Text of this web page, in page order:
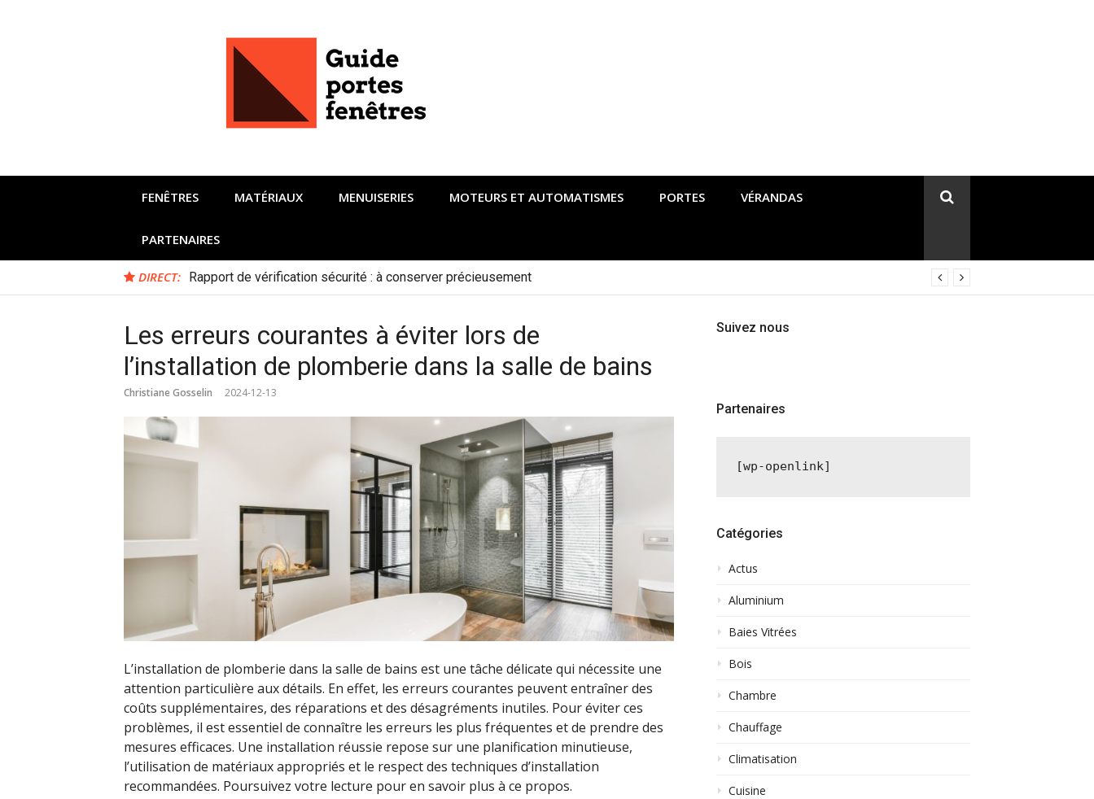
FENÊTRES MATÉRIAUX MENUISERIES MOTEURS ET AUTOMATISMES PORTES VÉRANDAS
PARTENAIRES
DIRECT: Rapport de vérification sécurité : à conserver précieusement
Les erreurs courantes à éviter lors de
l’installation de plomberie dans la salle de bains
Christiane Gosselin 2024-12-13
L’installation de plomberie dans la salle de bains est une tâche délicate qui nécessite une
attention particulière aux détails. En effet, les erreurs courantes peuvent entraîner des
coûts supplémentaires, des réparations et des désagréments inutiles. Pour éviter ces
problèmes, il est essentiel de connaître les erreurs les plus fréquentes et de prendre des
mesures efficaces. Une installation réussie repose sur une planification minutieuse,
l’utilisation de matériaux appropriés et le respect des techniques d’installation
recommandées. Poursuivez votre lecture pour en savoir plus à ce propos.
Suivez nous
Partenaires
[wp-openlink]
Catégories
Actus
Aluminium
Baies Vitrées
Bois
Chambre
Chauffage
Climatisation
Cuisine